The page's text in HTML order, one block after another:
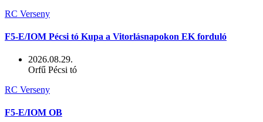
RC Verseny
F5-E/IOM Pécsi tó Kupa a Vitorlásnapokon EK forduló
2026.08.29.
Orfű Pécsi tó
RC Verseny
F5-E/IOM OB